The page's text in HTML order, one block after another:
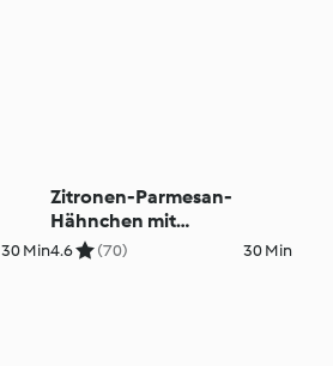
30 Min
Zitronen-Parmesan-
Hähnchen mit
Zucchininudeln
4.6 (70) 30 Min